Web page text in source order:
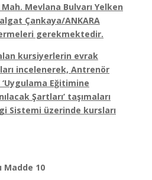
Mevlana Bulvarı Yelken
Çankaya/ANKARA
gerekmektedir.
kursiyerlerin evrak
incelenerek, Antrenör
Eğitimine
Şartları’ taşımaları
Sistemi üzerinde kursları
Madde 10